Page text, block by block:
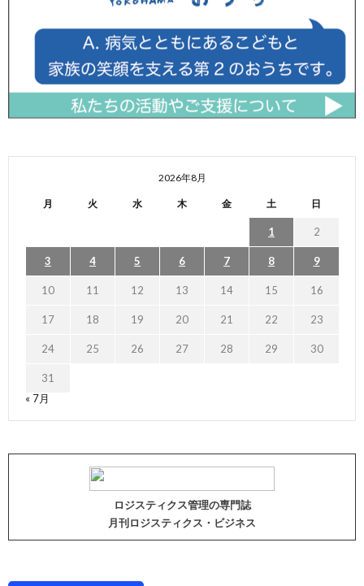
2026年8月
月 火 水 木 金 土 日
1 2
3 4 5 6 7 8 9
10 11 12 13 14 15 16
17 18 19 20 21 22 23
24 25 26 27 28 29 30
31
« 7月
ロジスティクス管理の専門誌
月刊ロジスティクス・ビジネス